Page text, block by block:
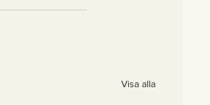
Visa alla